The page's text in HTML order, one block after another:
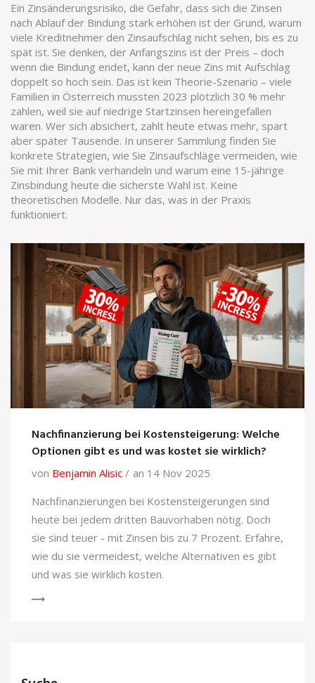
Ein Zinsänderungsrisiko, die Gefahr, dass sich die Zinsen
nach Ablauf der Bindung stark erhöhen ist der Grund, warum
viele Kreditnehmer den Zinsaufschlag nicht sehen, bis es zu
spät ist. Sie denken, der Anfangszins ist der Preis – doch
wenn die Bindung endet, kann der neue Zins mit Aufschlag
doppelt so hoch sein. Das ist kein Theorie-Szenario – viele
Familien in Österreich mussten 2023 plötzlich 30 % mehr
zahlen, weil sie auf niedrige Startzinsen hereingefallen
waren. Wer sich absichert, zahlt heute etwas mehr, spart
aber später Tausende. In unserer Sammlung finden Sie
konkrete Strategien, wie Sie Zinsaufschläge vermeiden, wie
Sie mit Ihrer Bank verhandeln und warum eine 15-jährige
Zinsbindung heute die sicherste Wahl ist. Keine
theoretischen Modelle. Nur das, was in der Praxis
funktioniert.
Nachfinanzierung bei Kostensteigerung: Welche
Optionen gibt es und was kostet sie wirklich?
von Benjamin Alisic
an 14 Nov 2025
Nachfinanzierungen bei Kostensteigerungen sind
heute bei jedem dritten Bauvorhaben nötig. Doch
sie sind teuer - mit Zinsen bis zu 7 Prozent. Erfahre,
wie du sie vermeidest, welche Alternativen es gibt
und was sie wirklich kosten.